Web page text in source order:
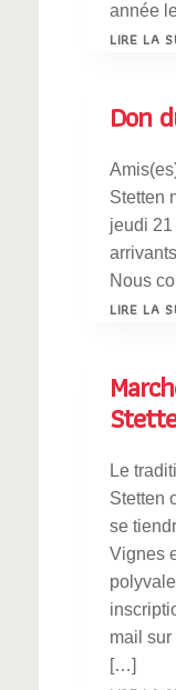
année
LIRE LA
Don
Stetten
jeudi
Nous
LIRE LA
Le
Stetten
se
Vignes
mail
[…]